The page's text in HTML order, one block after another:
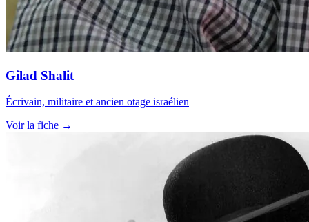
Gilad Shalit
Écrivain, militaire et ancien otage israélien
Voir la fiche →